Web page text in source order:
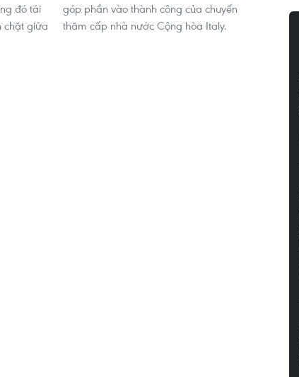
đó tái
chặt giữa
góp phần vào thành công của chuyến
thăm cấp nhà nước Cộng hòa Italy.